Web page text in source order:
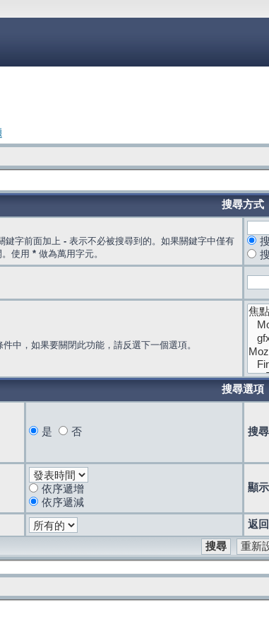
搜尋方式
鍵字前面加上 - 表示不必被搜尋到的。如果關鍵字中僅有
使用 * 做為萬用字元。
中，如果要關閉此功能，請反選下一個選項。
搜尋選項
是 否 搜
依序遞增
依序遞減
顯
返